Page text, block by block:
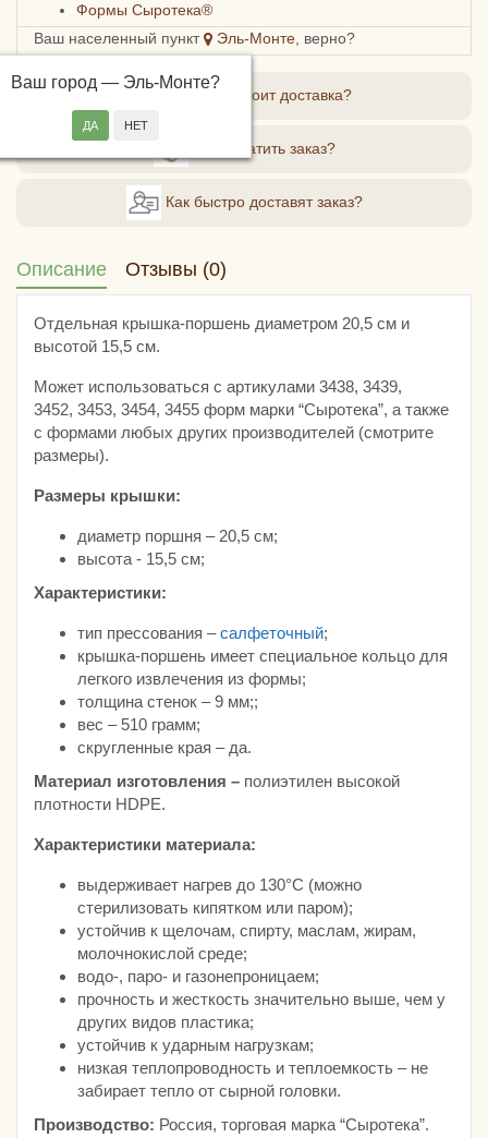
Формы Сыротека®
Ваш населенный пункт
Эль-Монте , верно?
Ваш город — Эль-Монте?
Сколько стоит доставка?
Как оплатить заказ?
Как быстро доставят заказ?
Описание Отзывы (0)
Отдельная крышка-поршень диаметром 20,5 см и
высотой 15,5 см.
Может использоваться с артикулами 3438, 3439,
3452, 3453, 3454, 3455 форм марки “Сыротека”, а также
с формами любых других производителей (смотрите
размеры).
Размеры крышки:
диаметр поршня – 20,5 см;
высота - 15,5 см;
Характеристики:
тип прессования –салфеточный;
крышка-поршень имеет специальное кольцо для
легкого извлечения из формы;
толщина стенок – 9 мм;;
вес – 510 грамм;
скругленные края – да.
Материал изготовления – полиэтилен высокой
плотности HDPE.
Характеристики материала:
выдерживает нагрев до 130°С (можно
стерилизовать кипятком или паром);
устойчив к щелочам, спирту, маслам, жирам,
молочнокислой среде;
водо-, паро- и газонепроницаем;
прочность и жесткость значительно выше, чем у
других видов пластика;
устойчив к ударным нагрузкам;
низкая теплопроводность и теплоемкость – не
забирает тепло от сырной головки.
Производство: Россия, торговая марка “Сыротека”.